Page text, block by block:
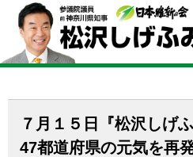
７月１５日『松沢しげ
47都道府県の元気を再